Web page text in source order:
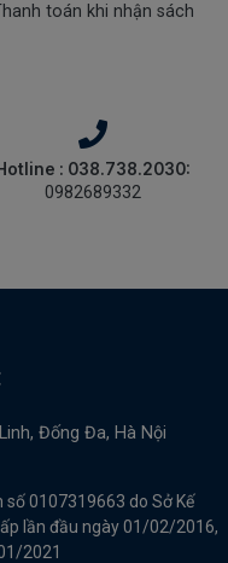
toán khi nhận sách
: 038.738.2030:
0982689332
Đống Đa, Hà Nội
0107319663 do Sở Kế
lần đầu ngày 01/02/2016,
2021